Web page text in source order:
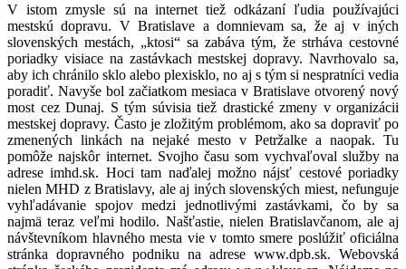
V istom zmysle sú na internet tiež odkázaní ľudia používajúci
mestskú dopravu. V Bratislave a domnievam sa, že aj v iných
slovenských mestách, „ktosi“ sa zabáva tým, že strháva cestovné
poriadky visiace na zastávkach mestskej dopravy. Navrhovalo sa,
aby ich chránilo sklo alebo plexisklo, no aj s tým si nespratníci vedia
poradiť. Navyše bol začiatkom mesiaca v Bratislave otvorený nový
most cez Dunaj. S tým súvisia tiež drastické zmeny v organizácii
mestskej dopravy. Často je zložitým problémom, ako sa dopraviť po
zmenených linkách na nejaké mesto v Petržalke a naopak. Tu
pomôže najskôr internet. Svojho času som vychvaľoval služby na
adrese imhd.sk. Hoci tam naďalej možno nájsť cestové poriadky
nielen MHD z Bratislavy, ale aj iných slovenských miest, nefunguje
vyhľadávanie spojov medzi jednotlivými zastávkami, čo by sa
najmä teraz veľmi hodilo. Našťastie, nielen Bratislavčanom, ale aj
návštevníkom hlavného mesta vie v tomto smere poslúžiť oficiálna
stránka dopravného podniku na adrese www.dpb.sk. Webovská